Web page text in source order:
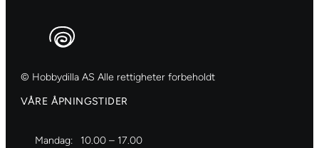
© Hobbydilla AS Alle rettigheter forbeholdt
VÅRE ÅPNINGSTIDER
Mandag: 10.00 – 17.00